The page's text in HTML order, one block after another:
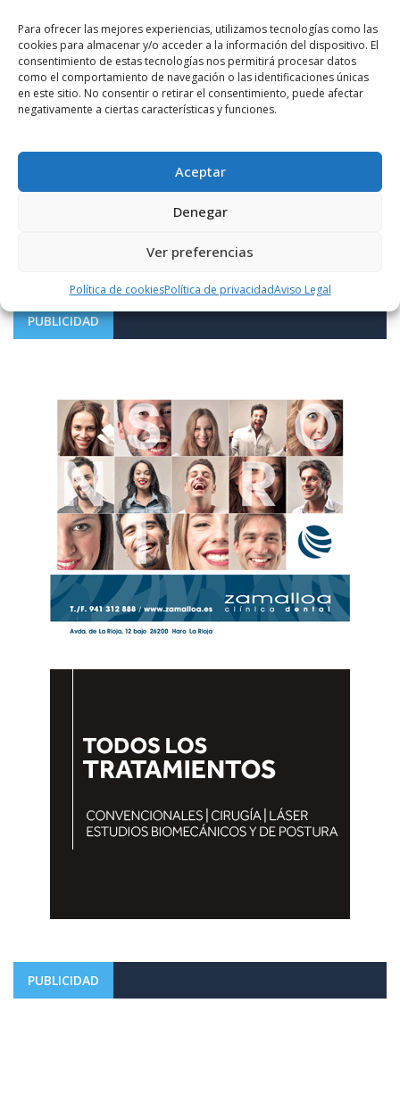
Para ofrecer las mejores experiencias, utilizamos tecnologías como las
cookies para almacenar y/o acceder a la información del dispositivo. El
consentimiento de estas tecnologías nos permitirá procesar datos
como el comportamiento de navegación o las identificaciones únicas
en este sitio. No consentir o retirar el consentimiento, puede afectar
negativamente a ciertas características y funciones.
Aceptar
Denegar
Ver preferencias
Política de cookiesPolítica de privacidadAviso Legal
Notificarme vía correo electrónico cuando el comentario sea
cómo se procesan los datos de tus comentarios.
PUBLICIDAD
PUBLICIDAD